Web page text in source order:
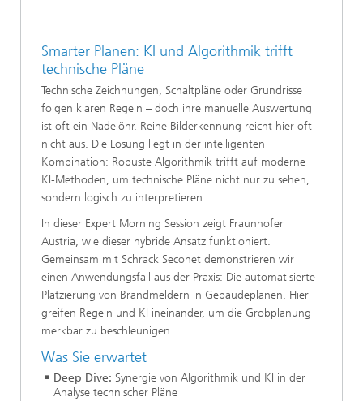
Smarter Planen: KI und Algorithmik trifft
technische Pläne
Technische Zeichnungen, Schaltpläne oder Grundrisse
folgen klaren Regeln – doch ihre manuelle Auswertung
ist oft ein Nadelöhr. Reine Bilderkennung reicht hier oft
nicht aus. Die Lösung liegt in der intelligenten
Kombination: Robuste Algorithmik trifft auf moderne
KI-Methoden, um technische Pläne nicht nur zu sehen,
sondern logisch zu interpretieren.
In dieser Expert Morning Session zeigt Fraunhofer
Austria, wie dieser hybride Ansatz funktioniert.
Gemeinsam mit Schrack Seconet demonstrieren wir
einen Anwendungsfall aus der Praxis: Die automatisierte
Platzierung von Brandmeldern in Gebäudeplänen. Hier
greifen Regeln und KI ineinander, um die Grobplanung
merkbar zu beschleunigen.
Was Sie erwartet
Deep Dive: Synergie von Algorithmik und KI in der
Analyse technischer Pläne